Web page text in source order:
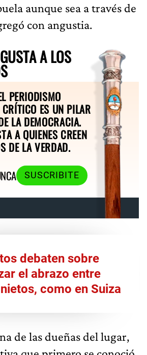
aunque sea a través de
con angustia.
A LOS
PERIODISMO
ES UN PILAR
LA DEMOCRACIA.
A QUIENES CREEN
DE LA VERDAD.
SUSCRIBITE
debaten sobre
el abrazo entre
como en Suiza
de las dueñas del lugar,